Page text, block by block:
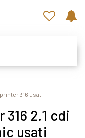
316 usati
2.1 cdi
usati